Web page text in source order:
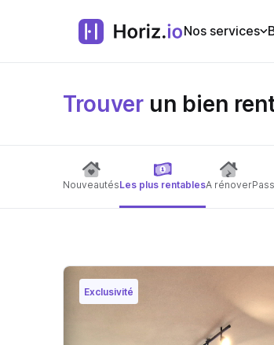
Nos services
Trouver un bien
NouveautésLes plus rentablesA rénover
Exclusivité